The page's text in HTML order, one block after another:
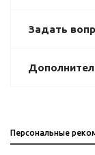
Задать
Персональные